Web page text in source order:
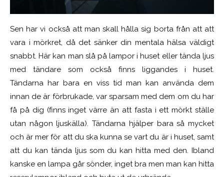
Sen har vi också att man skall hålla sig borta från att att
vara i mörkret, då det sänker din mentala hälsa väldigt
snabbt. Här kan man slå på lampor i huset eller tända ljus
med tändare som också finns liggandes i huset.
Tändarna har bara en viss tid man kan använda dem
innan de är förbrukade, var sparsam med dem om du har
få på dig (finns inget värre än att fasta i ett mörkt ställe
utan någon ljuskälla). Tändarna hjälper bara så mycket
och är mer för att du ska kunna se vart du är i huset, samt
att du kan tända ljus som du kan hitta med den. Ibland
kanske en lampa går sönder, inget bra men man kan hitta